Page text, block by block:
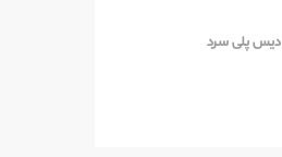
دیس پلی سرد